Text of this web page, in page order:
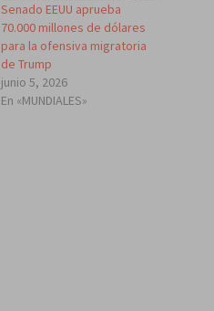
Senado EEUU aprueba
70.000 millones de dólares
para la ofensiva migratoria
de Trump
junio 5, 2026
En «MUNDIALES»